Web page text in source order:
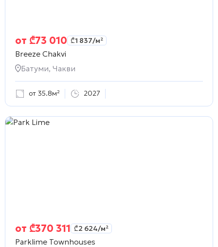
от ₾73 010 ₾1 837/м²
Breeze Chakvi
Батуми, Чакви
от 35.8м² 2027
от ₾370 311 ₾2 624/м²
Parklime Townhouses